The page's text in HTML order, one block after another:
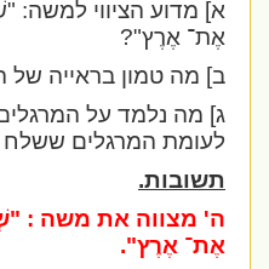
א] מדוע הציווי למשה:
אֶת־ אֶרֶץ"?
ב] מה טמון בראייה של
ג] מה נלמד על המרגלים
לעומת המרגלים ששלח
תשובות.
ה' מצווה את משה :
אֶת־ אֶרֶץ".